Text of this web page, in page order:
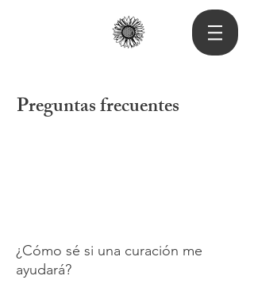
Preguntas frecuentes
¿Cómo sé si una curación me
ayudará?